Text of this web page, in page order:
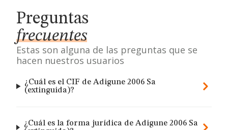
Preguntas
frecuentes
Estas son alguna de las preguntas que se
hacen nuestros usuarios
¿Cuál es el CIF de Adigune 2006 Sa
(extinguida)?
¿Cuál es la forma jurídica de Adigune 2006 Sa